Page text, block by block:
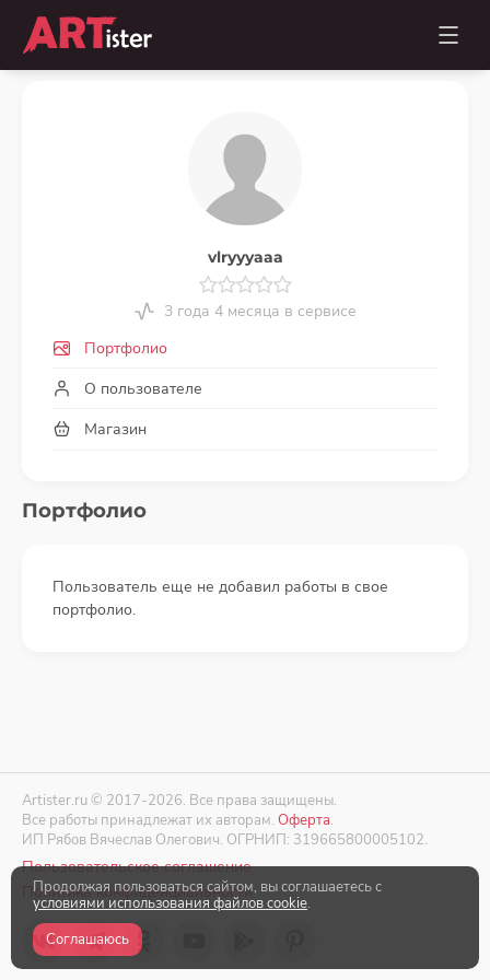
vlryyyaaa
3 года 4 месяца в сервисе
Портфолио
О пользователе
Магазин
Портфолио
Пользователь еще не добавил работы в свое
портфолио.
Artister.ru © 2017-2026. Все права защищены.
Все работы принадлежат их авторам. Оферта.
ИП Рябов Вячеслав Олегович. ОГРНИП: 319665800005102.
Пользовательское соглашение
Политика конфиденциальности
Продолжая пользоваться сайтом, вы соглашаетесь с
условиями использования файлов cookie.
Соглашаюсь